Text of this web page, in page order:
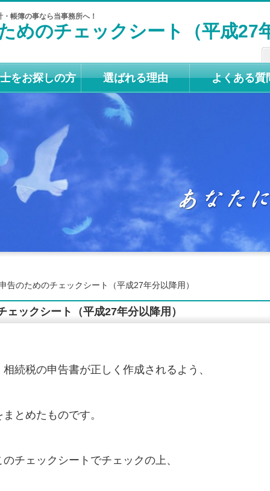
帳簿の事なら当事務所へ！
めのチェックシート（平成27
告のためのチェックシート（平成27年分以降用）
ェックシート（平成27年分以降用）
続税の申告書が正しく作成されるよう、
とめたものです。
チェックシートでチェックの上、
をお探しの方 選ばれる理由 よくある質